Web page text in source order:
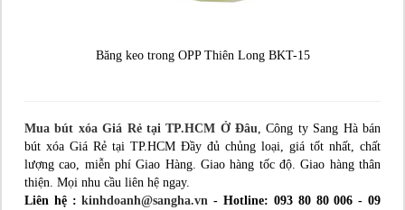
Băng keo trong OPP Thiên Long BKT-15
Mua bút xóa Giá Rẻ tại TP.HCM Ở Đâu , Công ty Sang Hà bán
bút xóa Giá Rẻ tại TP.HCM Đầy đủ chủng loại, giá tốt nhất, chất
lượng cao, miễn phí Giao Hàng. Giao hàng tốc độ. Giao hàng thân
thiện. Mọi nhu cầu liên hệ ngay.
Liên hệ :kinhdoanh@sangha.vn - Hotline: 093 80 80 006 - 09